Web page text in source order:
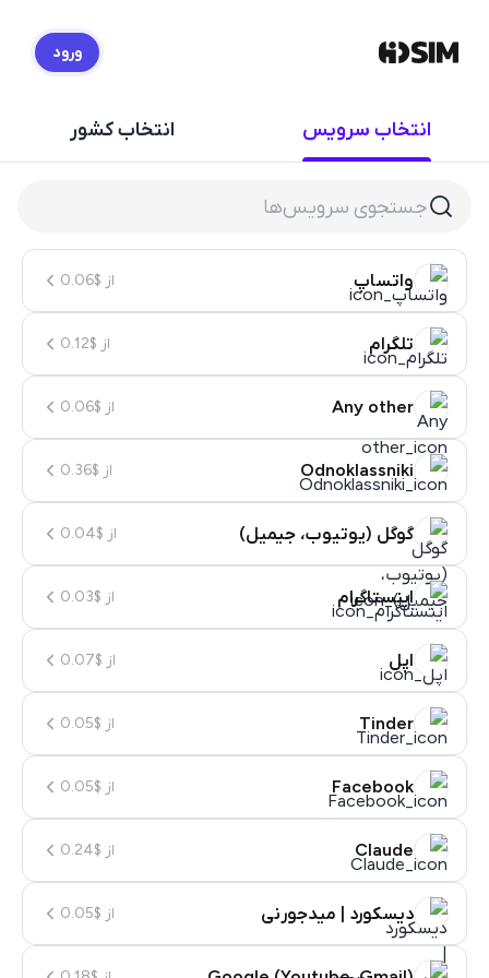
ورود
انتخاب سرویس انتخاب کشور
واتساپ از $0.06
تلگرام از $0.12
Any other از $0.06
Odnoklassniki از $0.36
گوگل (یوتیوب، جیمیل) از $0.04
اینستاگرام از $0.03
اپل از $0.07
Tinder از $0.05
Facebook از $0.05
Claude از $0.24
دیسکورد | میدجورنی از $0.05